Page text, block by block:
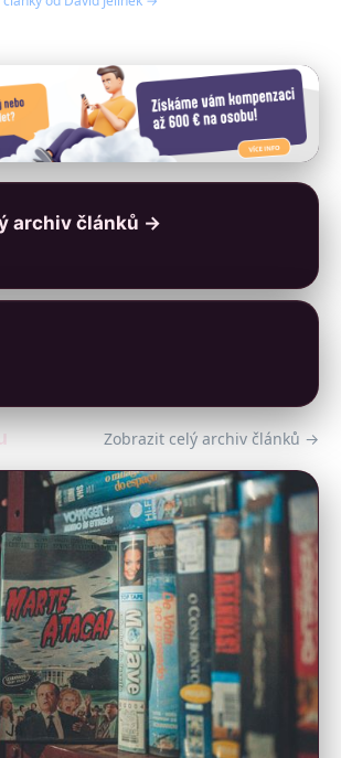
archiv článků →
Zobrazit celý archiv článků →